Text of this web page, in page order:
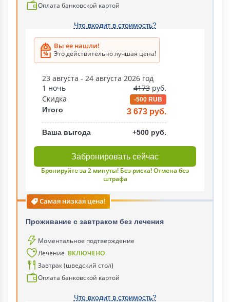
Оплата банковской картой
Что входит в стоимость?
Вы ее нашли!
Это действительно лучшая цена!
23 августа - 24 августа 2026 год
1 ночь
4173 руб.
Скидка
-500 RUB
Итого 3 673 руб.
Ваша выгода +500 руб.
Забронировать сейчас
Бронируйте за 2 минуты! Без риска! Отмена без
штрафа
Самая низкая цена!
Проживание с завтраком без лечения
Моментальное подтверждение
Лечение ВКЛЮЧЕНО
Завтрак (шведский стол)
Оплата банковской картой
Что входит в стоимость?